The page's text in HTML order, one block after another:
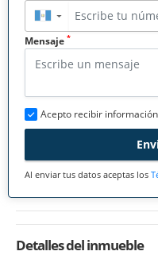
▼
Mensaje *
Acepto recibir
Al enviar tus datos aceptas los
Detalles del inmueble